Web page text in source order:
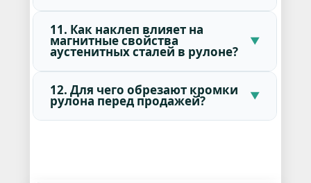
11. Как наклеп влияет на
магнитные свойства
аустенитных сталей в рулоне?
12. Для чего обрезают кромки
рулона перед продажей?